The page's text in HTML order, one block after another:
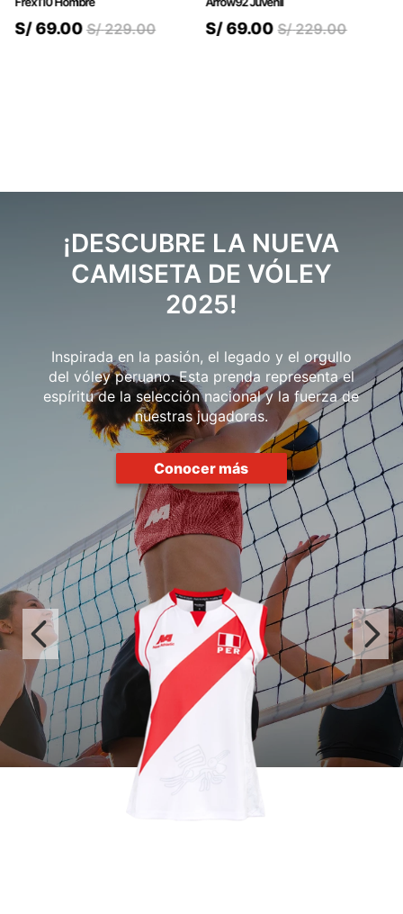
S/ 229.00
S/69.00 S/ 229.00
S/69.00
¡DESCUBRE LA NUEVA
CAMISETA DE VÓLEY
2025!
Inspirada en la pasión, el legado y el orgullo
del vóley peruano. Esta prenda representa el
espíritu de la selección nacional y la fuerza de
nuestras jugadoras.
Conocer más